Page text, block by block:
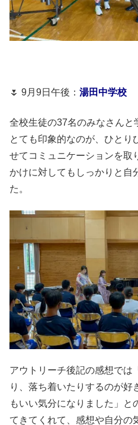
🌷 9月9日午後： 湯田中学校
全校生徒の37名のみなさんと
とても印象的なのが、ひとり
せてコミュニケーションを
かけに対してもしっかりと自
た。
アウトリーチ後記の感想では
り、落ち着いたりするのが好
もいい気分になりました」と
てきてくれて、感想や自分の